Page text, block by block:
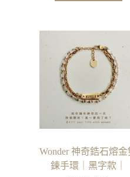
Wonder 神奇鋯石熔金
鍊手環｜黑字款｜